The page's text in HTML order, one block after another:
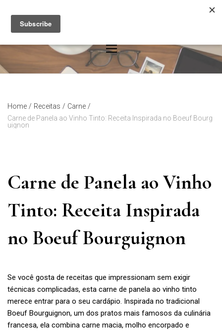
content
Home / Receitas / Carne /
Carne de Panela ao Vinho Tinto: Receita Inspirada no Boeuf Bourg
uignon
Carne de Panela ao Vinho
Tinto: Receita Inspirada
no Boeuf Bourguignon
Se você gosta de receitas que impressionam sem exigir
técnicas complicadas, esta carne de panela ao vinho tinto
merece entrar para o seu cardápio. Inspirada no tradicional
Boeuf Bourguignon, um dos pratos mais famosos da culinária
francesa, ela combina carne macia, molho encorpado e